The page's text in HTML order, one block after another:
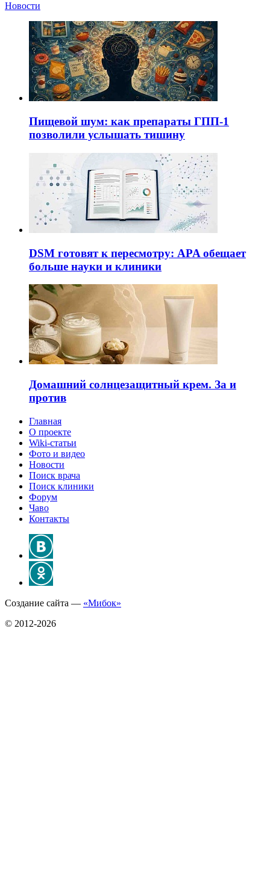
Новости
Пищевой шум: как препараты ГПП-1
позволили услышать тишину
DSM готовят к пересмотру: APA обещает
больше науки и клиники
Домашний солнцезащитный крем. За и
против
Главная
О проекте
Wiki-статьи
Фото и видео
Новости
Поиск врача
Поиск клиники
Форум
Чаво
Контакты
Создание сайта — «Мибок»
© 2012-2026